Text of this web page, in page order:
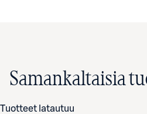
Samankaltaisia
Tuotteet latautuu